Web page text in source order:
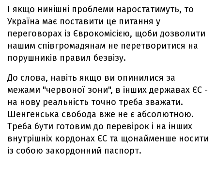
І якщо нинішні проблеми наростатимуть, то
Україна має поставити це питання у
переговорах із Єврокомісією, щоби дозволити
нашим співгромадянам не перетворитися на
порушників правил безвізу.
До слова, навіть якщо ви опинилися за
межами "червоної зони", в інших державах ЄС -
на нову реальність точно треба зважати.
Шенгенська свобода вже не є абсолютною.
Треба бути готовим до перевірок і на інших
внутрішніх кордонах ЄС та щонайменше носити
із собою закордонний паспорт.